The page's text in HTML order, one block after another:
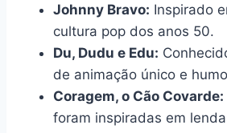
Johnny Bravo: Inspirado
cultura pop dos anos 50.
Du, Dudu e Edu:
de animação único e
Coragem, o Cão Covarde:
foram inspiradas em